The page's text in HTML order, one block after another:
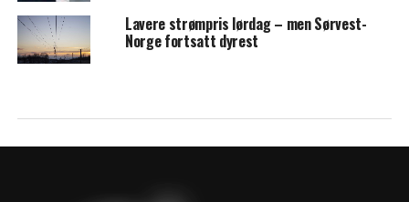
Lavere strømpris lørdag – men Sørvest-
Norge fortsatt dyrest